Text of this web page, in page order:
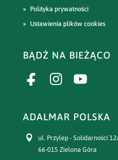
Polityka prywatności
Ustawienia plików cookies
BĄDŹ NA BIEŻĄCO
ADALMAR POLSKA
ul. Przylep - Solidarności
66-015 Zielona Góra